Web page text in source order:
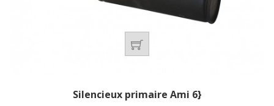
Silencieux primaire Ami 6}